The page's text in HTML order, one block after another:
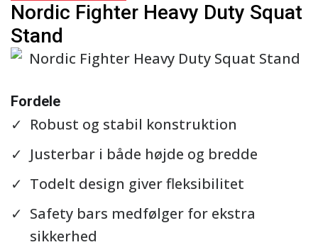
Nordic Fighter Heavy Duty Squat
Stand
Fordele
Robust og stabil konstruktion
Justerbar i både højde og bredde
Todelt design giver fleksibilitet
Safety bars medfølger for ekstra
sikkerhed